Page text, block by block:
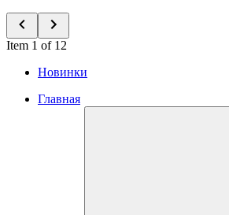
Item 1 of 12
Новинки
Главная